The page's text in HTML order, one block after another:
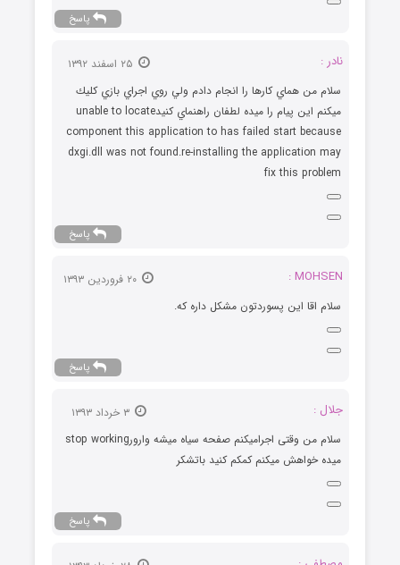
پاسخ
نادر :
سلام من هماي كارها را انجام دادم ولي روي اجراي بازي كليك
ميكنم اين پيام را ميده لطفان راهنماي كنيدunable to locate
component this application to has failed start because
dxgi.dll was not found.re-installing the application may
fix this problem
پاسخ
MOHSEN :
سلام اقا این پسوردتون مشکل داره که.
پاسخ
جلال :
۳ خرداد ۱۳۹۳
سلام من وقتی اجرامیکنم صفحه سیاه میشه وارورstop working
میده خواهش میکنم کمکم کنید باتشکر
پاسخ